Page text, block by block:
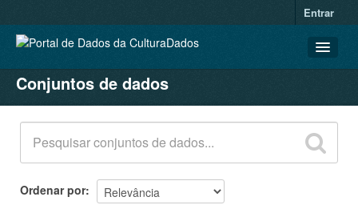
Entrar
CONJUNTOS DE DADOS
ORGANIZAÇÕES
GRUPOS
SOBRE
Conjuntos de dados
Ordenar por